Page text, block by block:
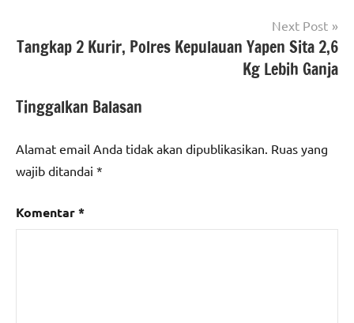
Next Post
Tangkap 2 Kurir, Polres Kepulauan Yapen Sita 2,6
Kg Lebih Ganja
Tinggalkan Balasan
Alamat email Anda tidak akan dipublikasikan. Ruas yang
wajib ditandai *
Komentar*